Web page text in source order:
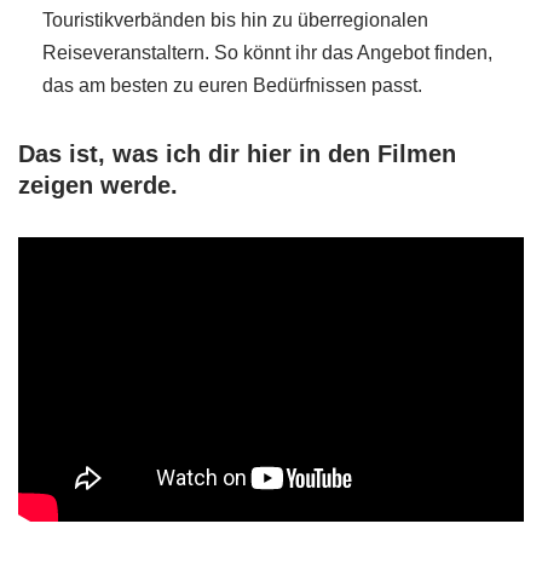
Touristikverbänden bis hin zu überregionalen
Reiseveranstaltern. So könnt ihr das Angebot finden,
das am besten zu euren Bedürfnissen passt.
Das ist, was ich dir hier in den Filmen
zeigen werde.